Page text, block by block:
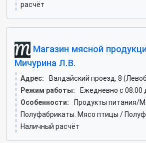
расчёт
Магазин мясной
Мичурина Л.В.
Адрес:
Валдайский проезд, 8
Режим работы:
Ежедневно с 08:00
Особенности:
Продукты питания/
Полуфабрикаты. Мясо птицы /
Наличный расчёт